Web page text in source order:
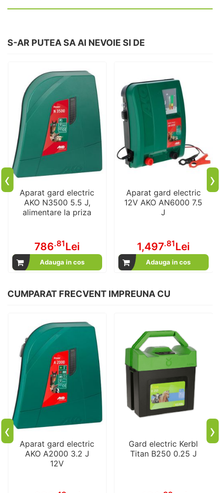
S-AR PUTEA SA AI NEVOIE SI DE
Aparat gard electric
AKO N3500 5.5 J,
alimentare la priza
786.81Lei
Adauga in cos
Aparat gard electric
12V AKO AN6000 7.5
J
1,497.81Lei
Adauga in cos
‹ ›
CUMPARAT FRECVENT IMPREUNA CU
Aparat gard electric
AKO A2000 3.2 J
12V
Gard electric Kerbl
Titan B250 0.25 J
‹ ›